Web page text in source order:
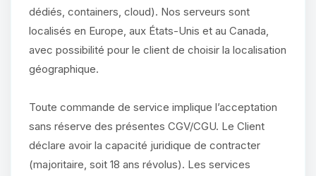
dédiés, containers, cloud). Nos serveurs sont
localisés en Europe, aux États-Unis et au Canada,
avec possibilité pour le client de choisir la localisation
géographique.
Toute commande de service implique l’acceptation
sans réserve des présentes CGV/CGU. Le Client
déclare avoir la capacité juridique de contracter
(majoritaire, soit 18 ans révolus). Les services